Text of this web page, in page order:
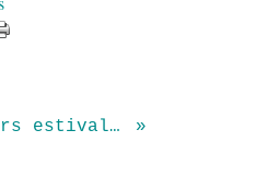
Cache-coeur aux couleurs estivales